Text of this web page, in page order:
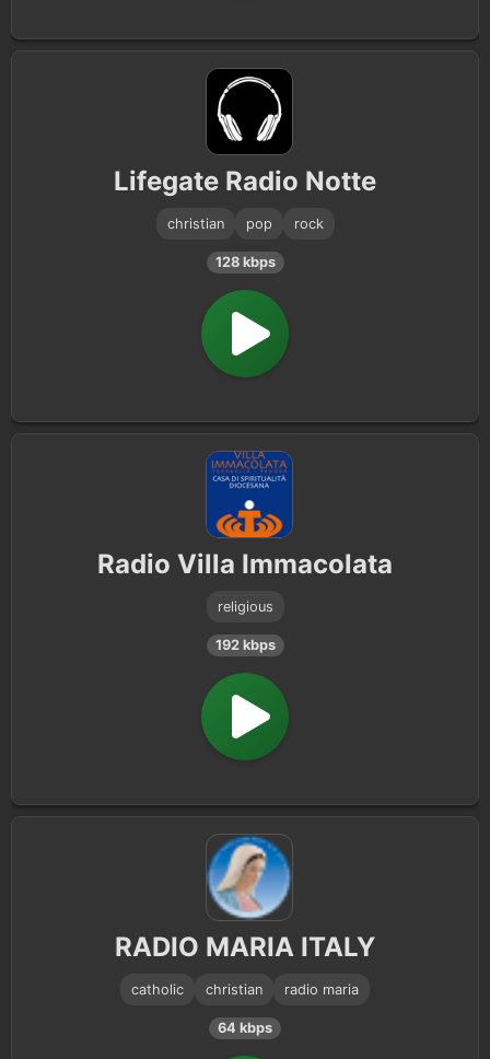
Lifegate Radio Notte
christian pop rock
128 kbps
Radio Villa Immacolata
religious
192 kbps
RADIO MARIA ITALY
catholic christian radio maria
64 kbps